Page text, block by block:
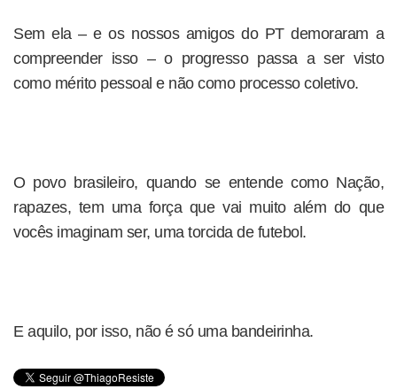
Sem ela – e os nossos amigos do PT demoraram a
compreender isso – o progresso passa a ser visto
como mérito pessoal e não como processo coletivo.
O povo brasileiro, quando se entende como Nação,
rapazes, tem uma força que vai muito além do que
vocês imaginam ser, uma torcida de futebol.
E aquilo, por isso, não é só uma bandeirinha.